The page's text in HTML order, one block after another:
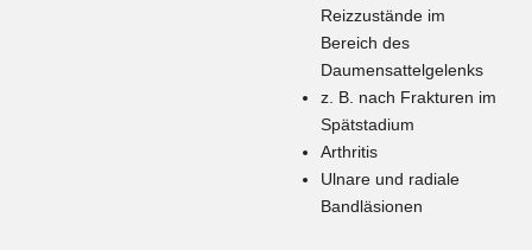
Reizzustände im
Bereich des
Daumensattelgelenks
z. B. nach Frakturen im
Spätstadium
Arthritis
Ulnare und radiale
Bandläsionen